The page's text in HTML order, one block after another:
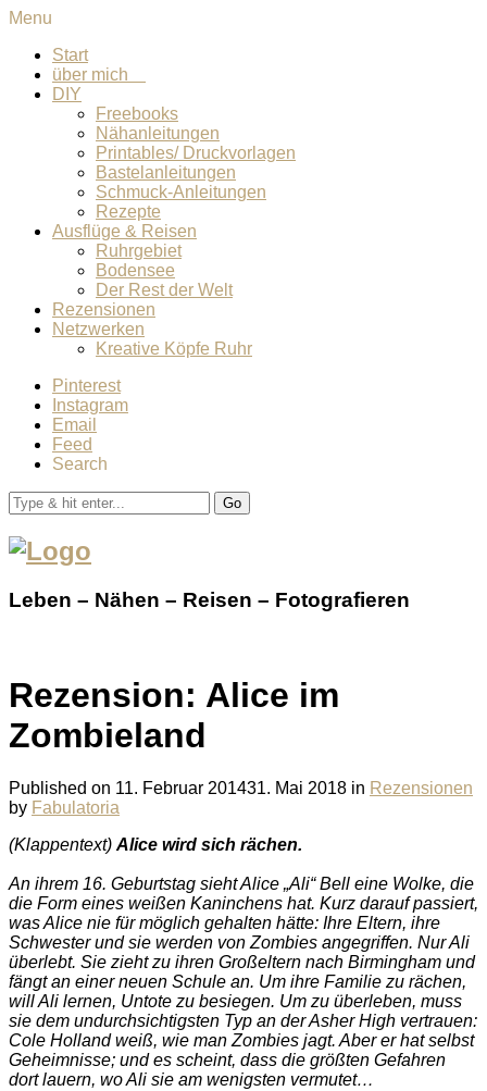
Menu
Start
über mich
DIY
Freebooks
Nähanleitungen
Printables/ Druckvorlagen
Bastelanleitungen
Schmuck-Anleitungen
Rezepte
Ausflüge & Reisen
Ruhrgebiet
Bodensee
Der Rest der Welt
Rezensionen
Netzwerken
Kreative Köpfe Ruhr
Pinterest
Instagram
Email
Feed
Search
Go
Leben – Nähen – Reisen – Fotografieren
Rezension: Alice im
Zombieland
Published on 11. Februar 201431. Mai 2018 in Rezensionen
by Fabulatoria
(Klappentext)Alice wird sich rächen.
An ihrem 16. Geburtstag sieht Alice „Ali“ Bell eine Wolke, die
die Form eines weißen Kaninchens hat. Kurz darauf passiert,
was Alice nie für möglich gehalten hätte: Ihre Eltern, ihre
Schwester und sie werden von Zombies angegriffen. Nur Ali
überlebt. Sie zieht zu ihren Großeltern nach Birmingham und
fängt an einer neuen Schule an. Um ihre Familie zu rächen,
will Ali lernen, Untote zu besiegen. Um zu überleben, muss
sie dem undurchsichtigsten Typ an der Asher High vertrauen:
Cole Holland weiß, wie man Zombies jagt. Aber er hat selbst
Geheimnisse; und es scheint, dass die größten Gefahren
dort lauern, wo Ali sie am wenigsten vermutet…